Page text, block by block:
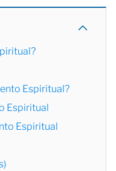
Espiritual?
Espiritual
Espiritual